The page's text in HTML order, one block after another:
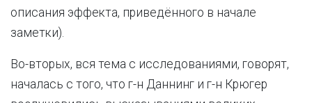
описания эффекта, приведённого в начале
заметки).
Во-вторых, вся тема с исследованиями, говорят,
началась с того, что г-н Даннинг и г-н Крюгер